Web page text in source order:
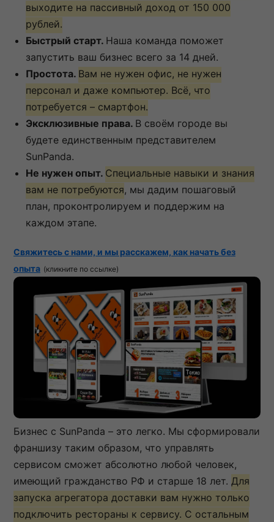
выходите на пассивный доход от 150 000
рублей.
Быстрый старт. Наша команда поможет
запустить ваш бизнес всего за 14 дней.
Простота. Вам не нужен офис, не нужен
персонал и даже компьютер. Всё, что
потребуется – смартфон.
Эксклюзивные права. В своём городе вы
будете единственным представителем
SunPanda.
Не нужен опыт. Специальные навыки и знания
вам не потребуются, мы дадим пошаговый
план, проконтролируем и поддержим на
каждом этапе.
Свяжитесь с нами, и мы расскажем, как начать без
опыта (кликните по ссылке)
Бизнес с SunPanda – это легко. Мы сформировали
франшизу таким образом, что управлять
сервисом сможет абсолютно любой человек,
имеющий гражданство РФ и старше 18 лет. Для
запуска агрегатора доставки вам нужно только
подключить рестораны к сервису. С остальным